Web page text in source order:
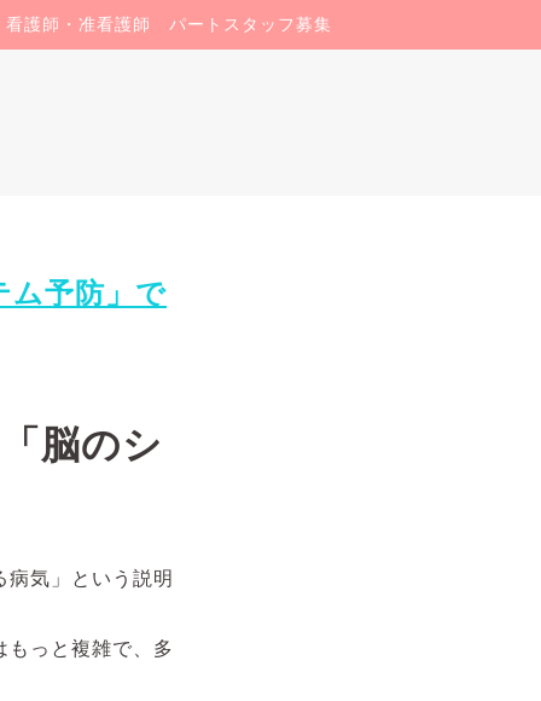
看護師・准看護師 パートスタッフ募集
ム予防」で
脳のシ
病気」という説明
もっと複雑で、多